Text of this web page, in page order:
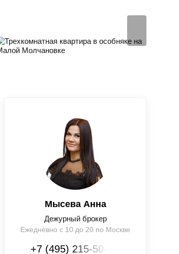
Мысева Анна
Дежурный брокер
Ежедневно с 10 до 20 по Москве
+7 (495) 215-50-XX